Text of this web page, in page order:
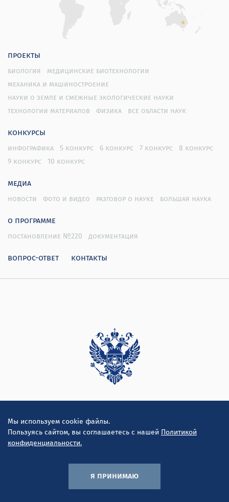
Мы используем cookie файлы.
Пользуясь сайтом, вы соглашаетесь с нашей Политикой
конфиденциальности.
я принимаю
проекты
биология
медицинские биотехнологии
механика и машиностроение
науки о земле и смежные экологические науки
технологии материалов
физика все области наук
конкурсы
инфографика 5 конкурс 6 конкурс 7 конкурс
8 конкурс
9 конкурс
10 конкурс
медиа
новости фото и видео разговор о науке большая наука
о программе
постановление №220 документация
вопрос-ответ контакты
© ООО "Инконсалт К" 2010-2026Политика конфиденциальности